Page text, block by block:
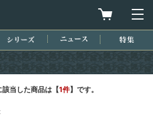
買物カゴを
報 シリーズ ニュース
該当した商品は【1件】です。